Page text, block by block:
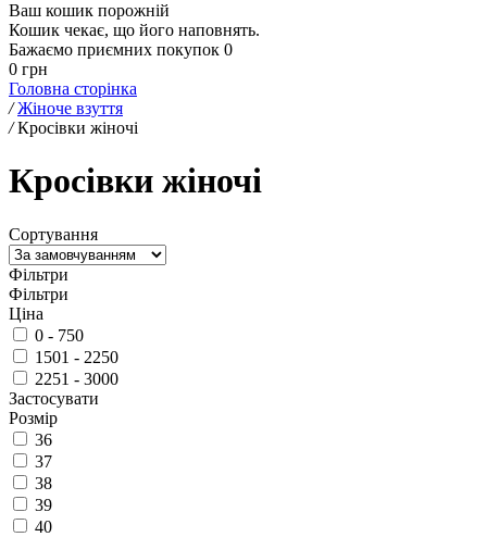
Ваш кошик порожній
Кошик чекає, що його наповнять.
Бажаємо приємних покупок 0
0 грн
Головна сторінка
/ Жіноче взуття
/ Кросівки жіночі
Кросівки жіночі
Сортування
Фільтри
Фільтри
Ціна
0 - 750
1501 - 2250
2251 - 3000
Застосувати
Розмір
36
37
38
39
40